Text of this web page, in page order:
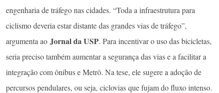
engenharia de tráfego nas cidades. “Toda a infraestrutura para
ciclismo deveria estar distante das grandes vias de tráfego”,
argumenta ao Jornal da USP. Para incentivar o uso das bicicletas,
seria preciso também aumentar a segurança das vias e a facilitar a
integração com ônibus e Metrô. Na tese, ele sugere a adoção de
percursos pendulares, ou seja, ciclovias que fujam do fluxo intenso.